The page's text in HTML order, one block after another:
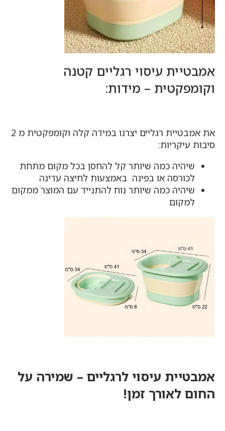
אמבטיית עיסוי רגליים קטנה
וקומפקטית – מידות:
את אמבטיית רגליים יצרנו במידה קלה וקומפקטית מ 2
סיבות עיקריות:
שיהיה כמה שיותר קל להחסן בכל מקום מתחת
לכורסה או בפינה באמצעות לחיצה עדינה
שיהיה כמה שיותר נוח להתנייד עם המוצר ממקום
למקום
אמבטיית עיסוי לרגליים – שמירה על
החום לאורך זמן!